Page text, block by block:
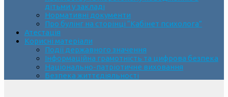
дітьми у закладі
Нормативні документи
Про булінг на сторінці “Кабінет психолога”
Атестація
Корисні матеріали
Події державного значення
Інформаційна грамотність та цифрова безпека
Національно-патріотичне виховання
Безпека життєдіяльності